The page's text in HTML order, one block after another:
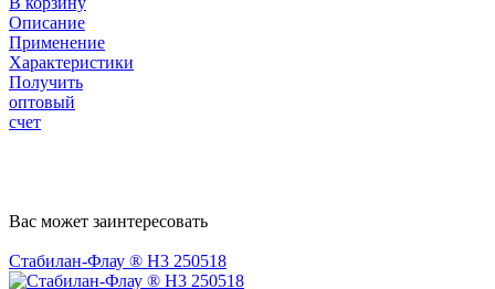
Описание
Применение
Характеристики
Получить
оптовый
счет
Вас может заинтересовать
Стабилан-Флау ® Н3 250518